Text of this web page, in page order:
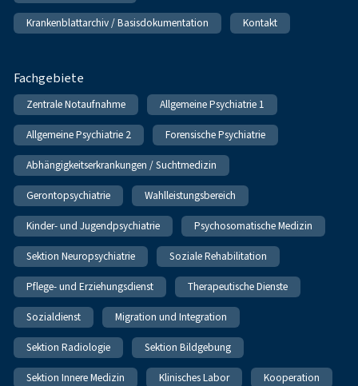
Krankenblattarchiv / Basisdokumentation Kontakt
Fachgebiete
Zentrale Notaufnahme Allgemeine Psychiatrie 1
Allgemeine Psychiatrie 2 Forensische Psychiatrie
Abhängigkeitserkrankungen / Suchtmedizin
Gerontopsychiatrie Wahlleistungsbereich
Kinder- und Jugendpsychiatrie Psychosomatische Medizin
Sektion Neuropsychiatrie Soziale Rehabilitation
Pflege- und Erziehungsdienst Therapeutische Dienste
Sozialdienst Migration und Integration
Sektion Radiologie Sektion Bildgebung
Sektion Innere Medizin Klinisches Labor Kooperation